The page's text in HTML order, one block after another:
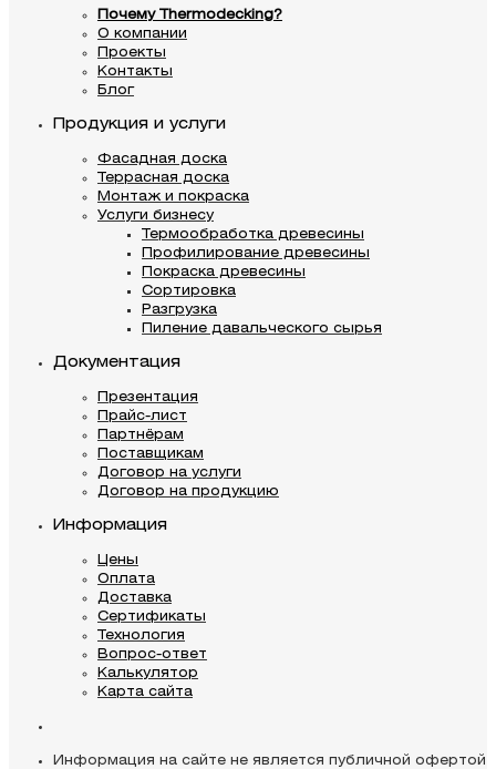
Почему Thermodecking?
О компании
Проекты
Контакты
Блог
Продукция и услуги
Фасадная доска
Террасная доска
Монтаж и покраска
Услуги бизнесу
Термообработка древесины
Профилирование древесины
Покраска древесины
Сортировка
Разгрузка
Пиление давальческого сырья
Документация
Презентация
Прайс-лист
Партнёрам
Поставщикам
Договор на услуги
Договор на продукцию
Информация
Цены
Оплата
Доставка
Сертификаты
Технология
Вопрос-ответ
Калькулятор
Карта сайта
Информация на сайте не является публичной офертой